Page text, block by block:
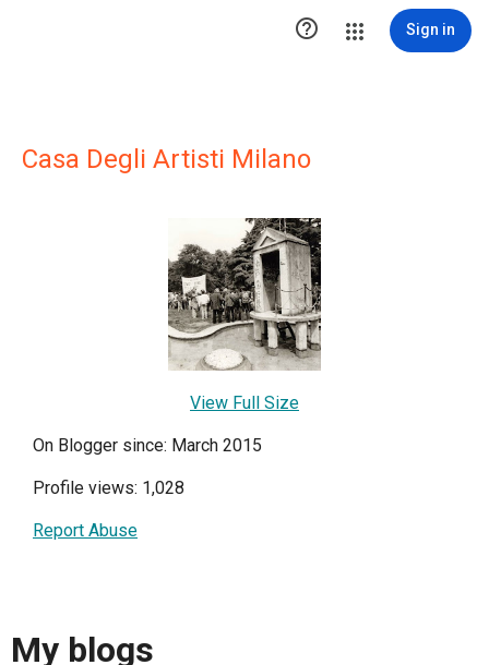
 Sign in
Casa Degli Artisti Milano
View Full Size
On Blogger since: March 2015
Profile views: 1,028
Report Abuse
My blogs